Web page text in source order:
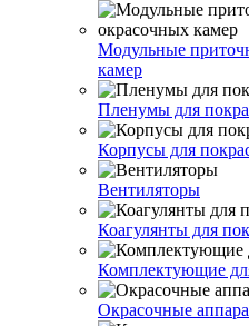
Модульные
камер
Пленумы для
Корпусы для
Вентиляторы
Коагулянты для
Комплектующие
Окрасочные